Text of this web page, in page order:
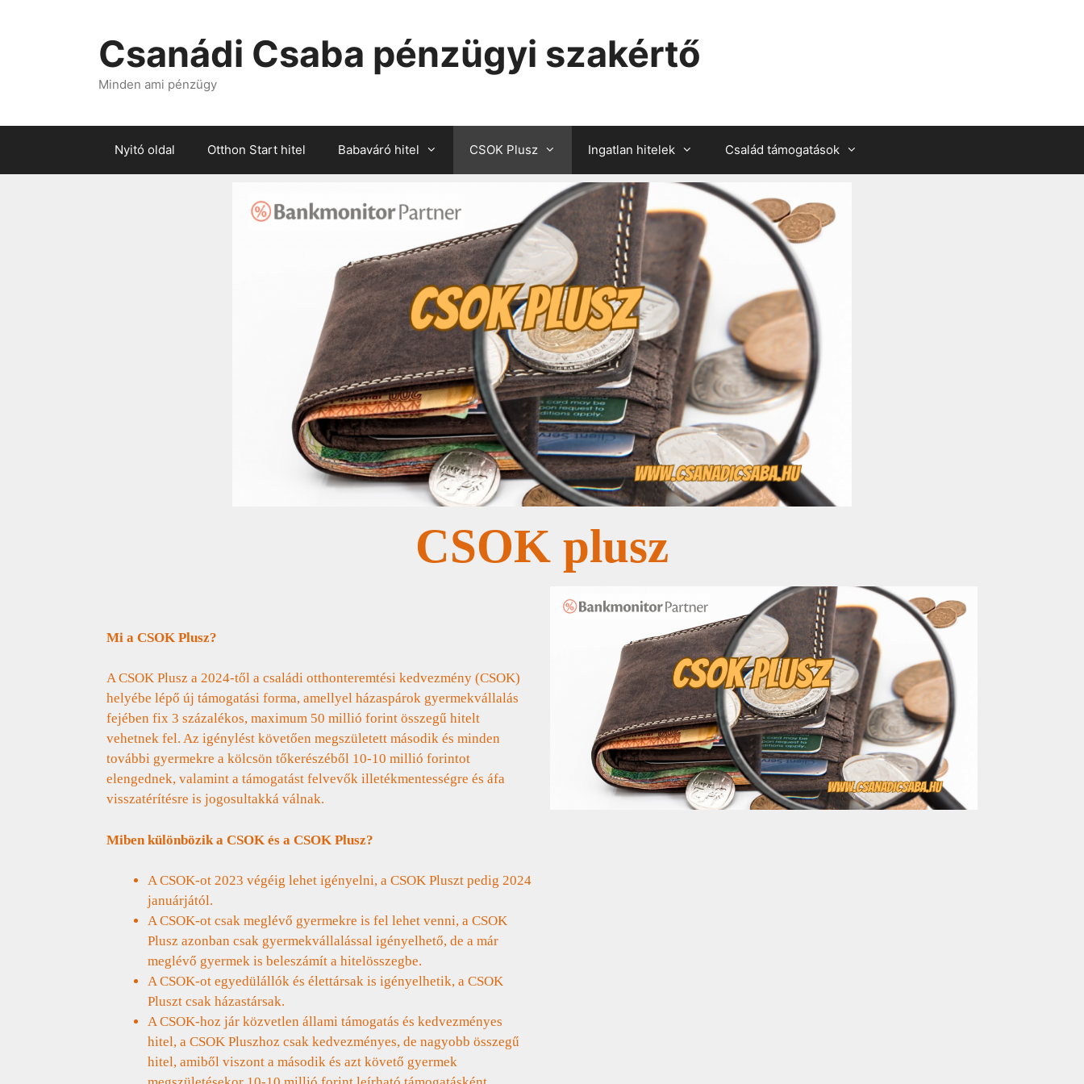
Csanádi Csaba pénzügyi szakértő
Minden ami pénzügy
Nyitó oldal Otthon Start hitel Babaváró hitel CSOK Plusz Ingatlan hitelek Család támogatások
CSOK plusz
Mi a CSOK Plusz?
A CSOK Plusz a 2024-től a családi otthonteremtési kedvezmény (CSOK)
helyébe lépő új támogatási forma, amellyel házaspárok gyermekvállalás
fejében fix 3 százalékos, maximum 50 millió forint összegű hitelt
vehetnek fel. Az igénylést követően megszületett második és minden
további gyermekre a kölcsön tőkerészéből 10-10 millió forintot
elengednek, valamint a támogatást felvevők illetékmentességre és áfa
visszatérítésre is jogosultakká válnak.
Miben különbözik a CSOK és a CSOK Plusz?
A CSOK-ot 2023 végéig lehet igényelni, a CSOK Pluszt pedig 2024
januárjától.
A CSOK-ot csak meglévő gyermekre is fel lehet venni, a CSOK
Plusz azonban csak gyermekvállalással igényelhető, de a már
meglévő gyermek is beleszámít a hitelösszegbe.
A CSOK-ot egyedülállók és élettársak is igényelhetik, a CSOK
Pluszt csak házastársak.
A CSOK-hoz jár közvetlen állami támogatás és kedvezményes
hitel, a CSOK Pluszhoz csak kedvezményes, de nagyobb összegű
hitel, amiből viszont a második és azt követő gyermek